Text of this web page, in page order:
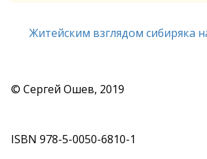
Житейским взглядом сибиряка
© Сергей Ошев, 2019
ISBN 978-5-0050-6810-1